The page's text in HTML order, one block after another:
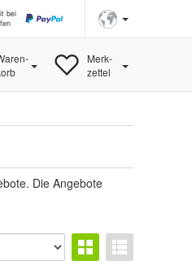
bei
Merk-
zettel
Die Angebote